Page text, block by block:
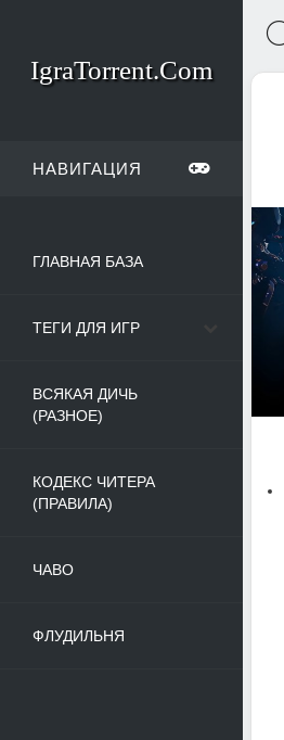
IgraTorrent.Com
НАВИГАЦИЯ
ГЛАВНАЯ БАЗА
ТЕГИ ДЛЯ ИГР
ВСЯКАЯ ДИЧЬ
(РАЗНОЕ)
КОДЕКС ЧИТЕРА
(ПРАВИЛА)
ЧАВО
ФЛУДИЛЬНЯ